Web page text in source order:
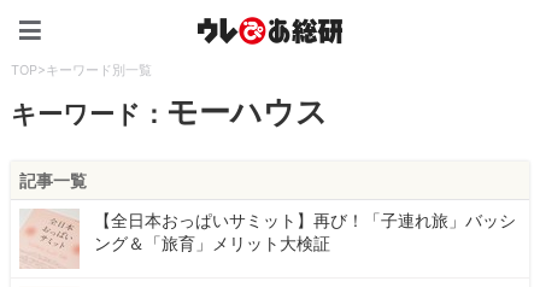
TOP>キーワード別一覧
キーワード： モーハウス
記事一覧
【全日本おっぱいサミット】再び！「子連れ旅」バッシ
ング＆「旅育」メリット大検証